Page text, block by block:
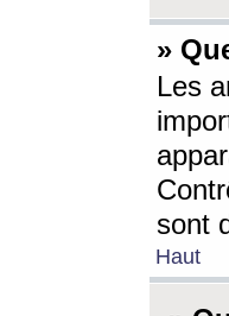
»
Les
sont
Haut